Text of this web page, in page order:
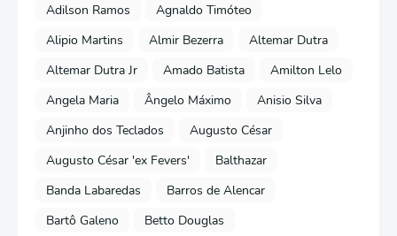
Adilson Ramos
Agnaldo Timóteo
Alipio Martins
Almir Bezerra
Altemar Dutra
Altemar Dutra Jr
Amado Batista
Amilton Lelo
Angela Maria
Ângelo Máximo
Anisio Silva
Anjinho dos Teclados
Augusto César
Augusto César 'ex Fevers'
Balthazar
Banda Labaredas
Barros de Alencar
Bartô Galeno
Betto Douglas